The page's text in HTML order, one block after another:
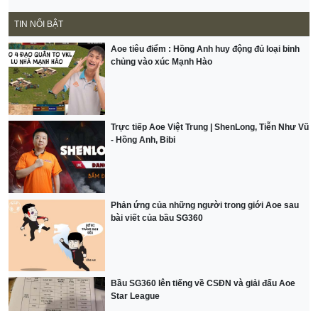
TIN NỔI BẬT
Aoe tiêu điểm : Hồng Anh huy động đủ loại binh
chủng vào xúc Mạnh Hào
Trực tiếp Aoe Việt Trung | ShenLong, Tiễn Như Vũ
- Hồng Anh, Bibi
Phản ứng của những người trong giới Aoe sau
bài viết của bầu SG360
Bầu SG360 lên tiếng về CSĐN và giải đấu Aoe
Star League